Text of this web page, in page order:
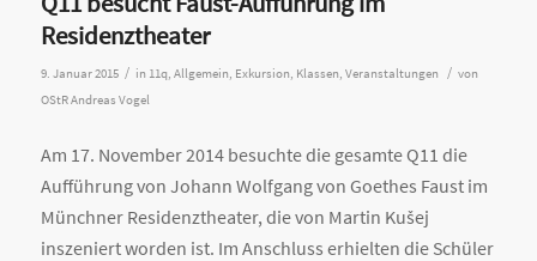
Residenztheater
9. Januar 2015 / in 11q, Allgemein, Exkursion, Klassen, Veranstaltungen / von
OStR Andreas Vogel
Am 17. November 2014 besuchte die gesamte Q11 die
Aufführung von Johann Wolfgang von Goethes Faust im
Münchner Residenztheater, die von Martin Kušej
inszeniert worden ist. Im Anschluss erhielten die Schüler